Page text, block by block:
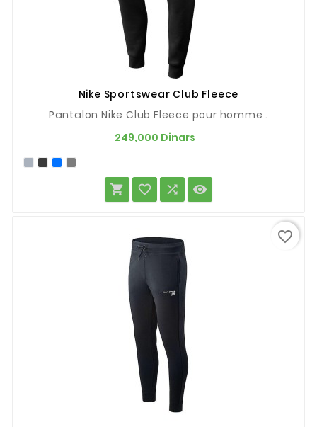
Nike Sportswear Club Fleece
Pantalon Nike Club Fleece pour homme .
249,000 Dinars
   
favorite_border